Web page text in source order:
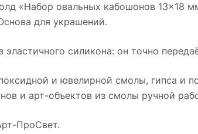
«Набор овальных кабошонов 13×18
для украшений.
эластичного силикона: он точно
и ювелирной смолы, гипса и
и арт-объектов из смолы ручной
ПроСвет.